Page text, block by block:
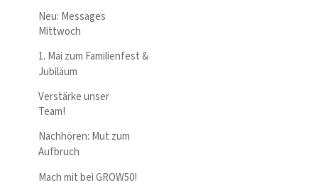
Neu: Messages
Mittwoch
1. Mai zum Familienfest &
Jubiläum
Verstärke unser
Team!
Nachhören: Mut zum
Aufbruch
Mach mit bei GROW50!